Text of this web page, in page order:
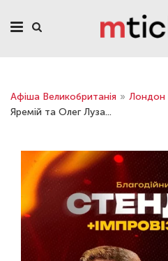
Афіша Великобританія » Лондон
Яремій та Олег Луза...